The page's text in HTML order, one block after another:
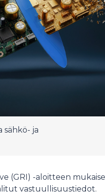
ja
(GRI) -aloitteen
vastuullisuustiedot.